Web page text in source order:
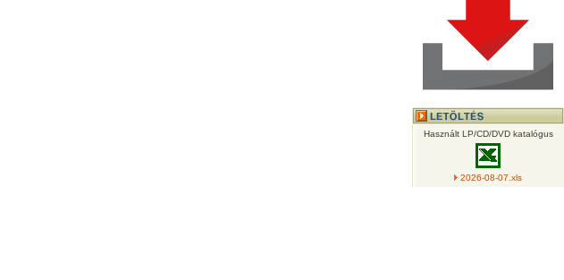
Használt LP/CD/DVD katalógus
2026-08-07.xls